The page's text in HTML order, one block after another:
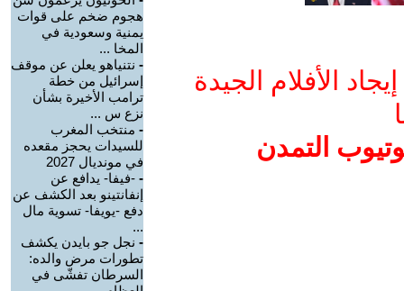
الأفلام الجيدة
التمدن
هجوم ضخم على قوات
يمنية وسعودية في
المخا ...
- نتنياهو يعلن عن موقف
إسرائيل من خطة
ترامب الأخيرة بشأن
نزع س ...
- منتخب المغرب
للسيدات يحجز مقعده
في مونديال 2027
- -فيفا- يدافع عن
إنفانتينو بعد الكشف عن
دفع -يويفا- تسوية مال
...
- نجل جو بايدن يكشف
تطورات مرض والده:
السرطان تفشّى في